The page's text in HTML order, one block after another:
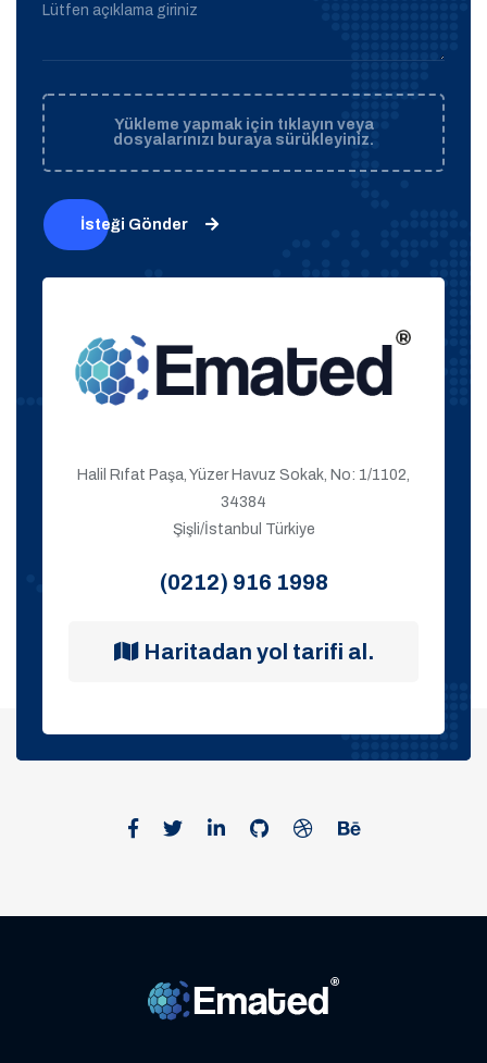
Lütfen açıklama giriniz
Yükleme yapmak için tıklayın veya
dosyalarınızı buraya sürükleyiniz.
İsteği Gönder
Halil Rıfat Paşa, Yüzer Havuz Sokak, No: 1/1102,
34384
Şişli/İstanbul Türkiye
(0212) 916 1998
Haritadan yol tarifi al.